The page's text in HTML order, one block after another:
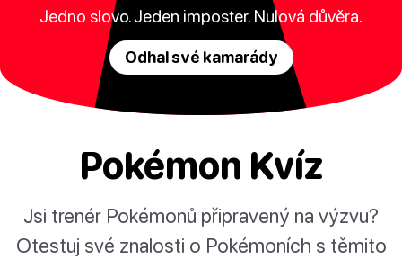
Jedno slovo. Jeden imposter. Nulová důvěra.
Odhal své kamarády
Pokémon Kvíz
Jsi trenér Pokémonů připravený na výzvu?
Otestuj své znalosti o Pokémoních s těmito